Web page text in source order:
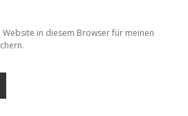
Website in diesem Browser für meinen